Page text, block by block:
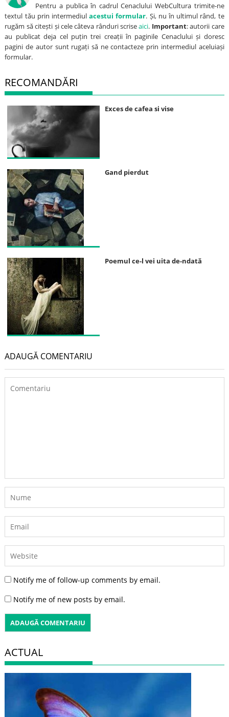
Pentru a publica în cadrul Cenaclului WebCultura trimite-ne
textul tău prin intermediulacestui formular. Și, nu în ultimul rând, te
rugăm să citești și cele câteva rânduri scriseaici. Important: autorii care
au publicat deja cel puțin trei creații în paginile Cenaclului și doresc
pagini de autor sunt rugați să ne contacteze prin intermediul aceluiași
formular.
RECOMANDĂRI
Exces de cafea si vise
Gand pierdut
Poemul ce-l vei uita de-ndată
ADAUGĂ COMENTARIU
Notify me of follow-up comments by email.
Notify me of new posts by email.
ACTUAL